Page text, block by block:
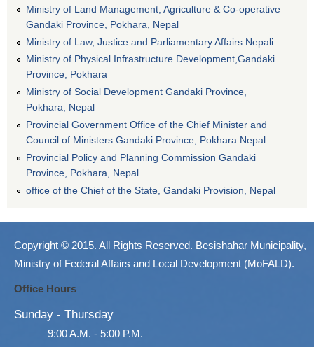
Ministry of Land Management, Agriculture & Co-operative
Gandaki Province, Pokhara, Nepal
Ministry of Law, Justice and Parliamentary Affairs Nepali
Ministry of Physical Infrastructure Development,Gandaki
Province, Pokhara
Ministry of Social Development Gandaki Province,
Pokhara, Nepal
Provincial Government Office of the Chief Minister and
Council of Ministers Gandaki Province, Pokhara Nepal
Provincial Policy and Planning Commission Gandaki
Province, Pokhara, Nepal
office of the Chief of the State, Gandaki Provision, Nepal
Copyright © 2015. All Rights Reserved. Besishahar Municipality,
Ministry of Federal Affairs and Local Development (MoFALD).
Office Hours
Sunday - Thursday
9:00 A.M. - 5:00 P.M.